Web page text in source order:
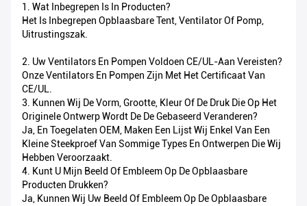
1. Wat Inbegrepen Is In Producten?
Het Is Inbegrepen Opblaasbare Tent, Ventilator Of Pomp,
Uitrustingszak.
2. Uw Ventilators En Pompen Voldoen CE/UL-Aan Vereisten?
Onze Ventilators En Pompen Zijn Met Het Certificaat Van
CE/UL.
3. Kunnen Wij De Vorm, Grootte, Kleur Of De Druk Die Op Het
Originele Ontwerp Wordt De De Gebaseerd Veranderen?
Ja, En Toegelaten OEM, Maken Een Lijst Wij Enkel Van Een
Kleine Steekproef Van Sommige Types En Ontwerpen Die Wij
Hebben Veroorzaakt.
4. Kunt U Mijn Beeld Of Embleem Op De Opblaasbare
Producten Drukken?
Ja, Kunnen Wij Uw Beeld Of Embleem Op De Opblaasbare